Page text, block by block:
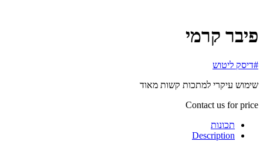
פיבר קרמי
#דיסק ליטוש
שימוש עיקרי למתכות קשות מאוד
Contact us for price
תכונות
Description